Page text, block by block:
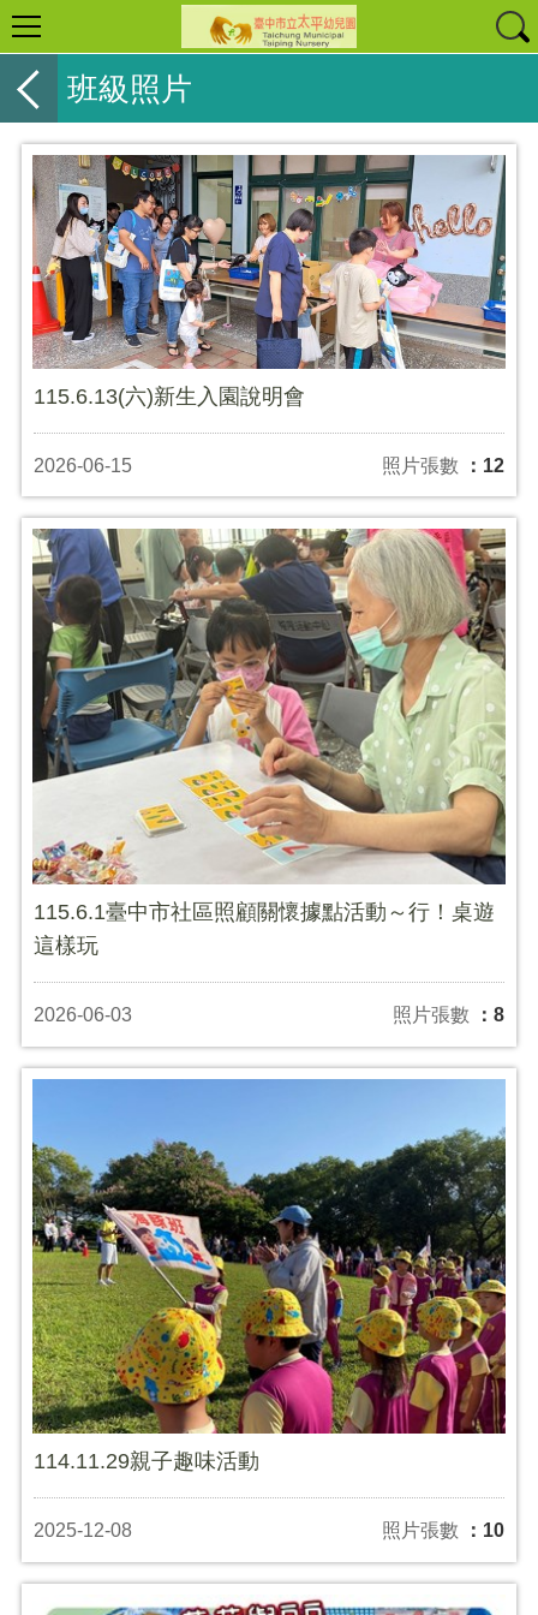
班級照片
115.6.13(六)新生入園說明會
2026-06-15 照片張數 ：12
115.6.1臺中市社區照顧關懷據點活動～行！桌遊
這樣玩
2026-06-03 照片張數 ：8
114.11.29親子趣味活動
2025-12-08 照片張數 ：10